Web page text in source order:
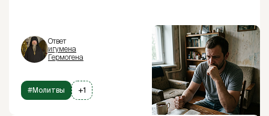
Ответ
игумена
Гермогена
#Молитвы +1